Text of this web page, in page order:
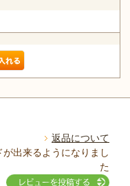
返品について
出来るようになりまし
た